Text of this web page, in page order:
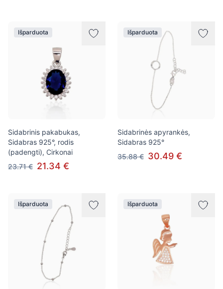
Išparduota
Sidabrinis pakabukas,
Sidabras 925°, rodis
(padengti), Cirkonai
23.71 € 21.34 €
Išparduota
Sidabrinės apyrankės,
Sidabras 925°
35.88 € 30.49 €
Išparduota Išparduota